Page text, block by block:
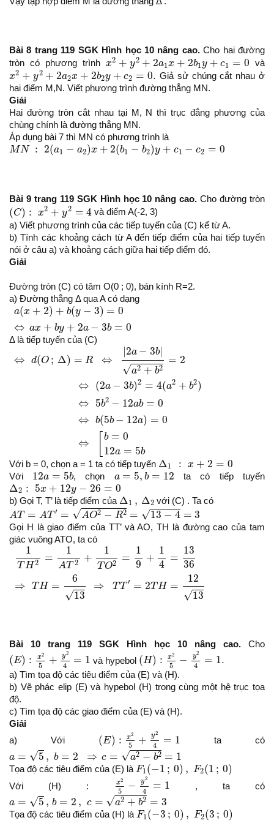
Bài 8 trang 119 SGK Hình học 10 nâng cao.Cho hai đường
tròn có phương trình x2 + y2 + 2a1 x + 2b1 y + c1 = 0
x2+ y2+2a1x+2b 1y+c 1=0
và
x2 + y2 + 2a2x + 2b2y + c2 = 0.
x2+ y2+ 2a2x+2 2y+c 2= 0.
Giả sử chúng cắt nhau ở
hai điểm M,N. Viết phương trình đường thẳng MN.
Giải
Hai đường tròn cắt nhau tại M, N thì trục đẳng phương của
chùng chính là đường thẳng MN.
Áp dụng bài 7 thì MN có phương trình là
MN : 2(a1 − a2)x + 2(b1 − b2)y + c1 − c2 = 0
MN:2 (a 1− a +2 ( b1 − b2)y c1− c2 =
Bài 9 trang 119 SGK Hình học 10 nâng cao. Cho đường tròn
(C) : x2 + y2 = 4
(C) x 2+y2=4
và điểm A(-2, 3)
a) Viết phương trình của các tiếp tuyến của (C) kể từ A.
b) Tính các khoảng cách từ A đến tiếp điểm của hai tiếp tuyến
nói ở câu a) và khoảng cách giữa hai tiếp điểm đó.
Giải
Đường tròn (C) có tâm O(0 ; 0), bán kính R=2.
a) Đường thẳng Δ qua A có dạng
a(x + 2) + b(y − 3) = 0
⇔ ax + by + 2a − 3b = 0
a( x+2)+b(y−3)= 0⇔ax +by+2a
Δ là tiếp tuyến của (C)
⇔ d(O ; Δ) = R ⇔
|2a − 3b|
√a2 + b2
= 2
⇔ (2a − 3b)2 = 4(a2 + b2)
⇔ 5b2 − 12ab = 0
⇔
b(5b − 12a) = 0
⇔
b = 0
12a = 5b
⇔d (O;Δ)=R⇔|2a−3 b2 ⇔( 2
Với b = 0, chọn a = 1 ta có tiếp tuyến Δ1 : x + 2 = 0
Δ + 2= 0
Với 12a = 5b
12 a b , chọn a = 5, b = 12
a 5 b =12 ta có tiếp tuyến
Δ2 : 5x + 12y − 26 = 0
Δ 5 + 12 y − 26=
b) Gọi T, T’ là tiếp điểm của Δ1 , Δ2
Δ 2 với (C) . Ta có
AT = AT ′ = √AO2 − R2 = √13 − 4 = 3
AT=A T′=A O 2−R2=13−4=3
Gọi H là giao điểm của TT’ và AO, TH là đường cao của tam
giác vuông ATO, ta có
1
TH2 =
1
AT 2 +
1
T O2 =
1
9
+
1
4
=
13
36
⇒
T H =
6
√13
⇒ T T ′ = 2T H =
12
√13
1TH2 =1AT 2+1 TO2= 19 13 ⇒ =613
Bài 10 trang 119 SGK Hình học 10 nâng cao. Cho
(E) : x2
5 + y2
4 = 1
(E) x25+y24=
và hypebol (H) : x2
5 − y2
4 = 1.
(H :x25−y2 4=1.
a) Tìm tọa độ các tiêu điểm của (E) và (H).
b) Vẽ phác elip (E) và hypebol (H) trong cùng một hệ trục tọa
độ.
c) Tìm tọa độ các giao điểm của (E) và (H).
Giải
a) Với (E) : x2
5 + y2
4 = 1
5+ 4=
ta có
a = √5 , b = 2 ⇒ c = √a2 − b2 = 1
a= =2 =1
Tọa độ các tiêu điểm của (E) là F1(−1 ; 0) , F2(1 ; 0)
F1 ( − 1; ),F 1; 0)
Với (H) : x2
5 − y2
4 = 1
x2 5−y 24 1
, ta có
a = √5 , b = 2 , c = √a2 + b2 = 3
=2 c = +
Tọa độ các tiêu điểm của (H) là F1 (−3 ; 0) , F2(3 ; 0)
F1 ( 3; 0 ),F 3; 0)